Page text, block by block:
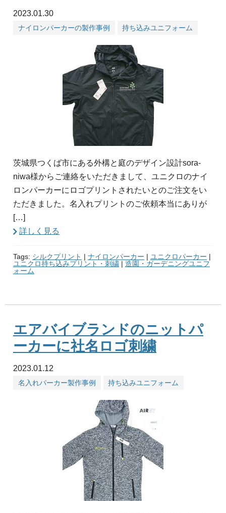
2023.01.30
ナイロンパーカーの製作事例 持ち込みユニフォーム
茨城県つくば市にある外構と庭のデザイン設計sora-
niwa様からご連絡をいただきまして、ユニクロのナイ
ロンパーカーにロゴプリントされたいとのご注文をい
ただきました。名入れプリントのご依頼本当にありが
[…]
詳しく見る
Tags: シルクプリント | ナイロンパーカー | ユニクロパーカー |
ユニクロ持ち込みプリント・刺繍 | 造園・ガーデニングユニフ
ォーム
エアバイブランドのニットパ
ーカーに社名ロゴ刺繍
2023.01.12
名入れパーカー製作事例 持ち込みユニフォーム